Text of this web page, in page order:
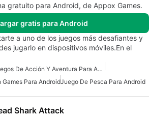
gratuito para Android, de Appox Games.
gratis para Android
a uno de los juegos más desafiantes y
jugarlo en dispositivos móviles.En el
Juegos De Acción Y Aventura Para Android
Games Para AndroidJuego De Pesca Para Android
Shark Attack